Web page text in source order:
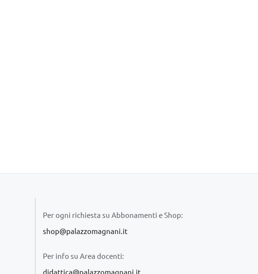
Per ogni richiesta su Abbonamenti e Shop:
shop@palazzomagnani.it
Per info su Area docenti:
didattica@palazzomagnani.it